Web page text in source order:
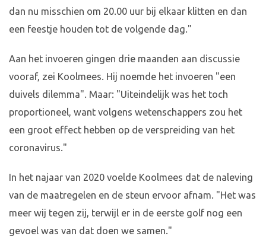
dan nu misschien om 20.00 uur bij elkaar klitten en dan
een feestje houden tot de volgende dag."
Aan het invoeren gingen drie maanden aan discussie
vooraf, zei Koolmees. Hij noemde het invoeren "een
duivels dilemma". Maar: "Uiteindelijk was het toch
proportioneel, want volgens wetenschappers zou het
een groot effect hebben op de verspreiding van het
coronavirus."
In het najaar van 2020 voelde Koolmees dat de naleving
van de maatregelen en de steun ervoor afnam. "Het was
meer wij tegen zij, terwijl er in de eerste golf nog een
gevoel was van dat doen we samen."